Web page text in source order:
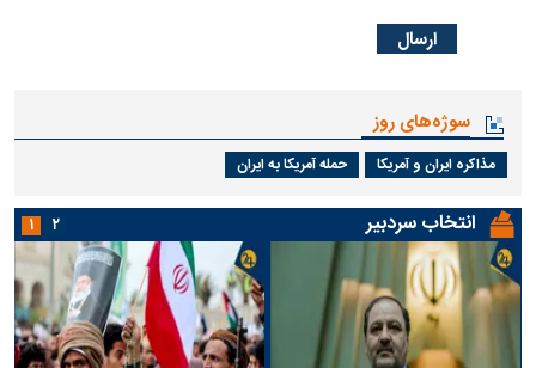
سوژه‌های روز
مذاکره ایران و آمریکا حمله آمریکا به ایران
انتخاب سردبیر ۱ ۲